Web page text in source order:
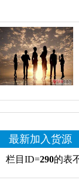
最新加入货源
栏目ID=290的表